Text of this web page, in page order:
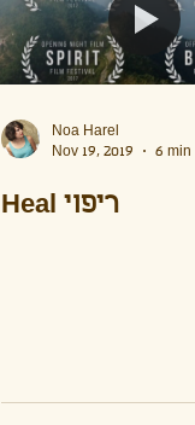
Noa Harel
Nov 19, 2019
6 min
Heal ריפוי